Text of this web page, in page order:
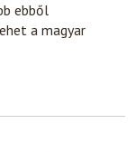
ebből
a magyar